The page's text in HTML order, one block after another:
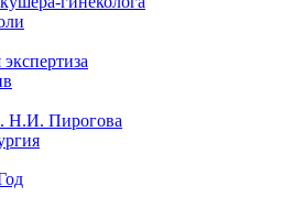
Н.И. Пирогова